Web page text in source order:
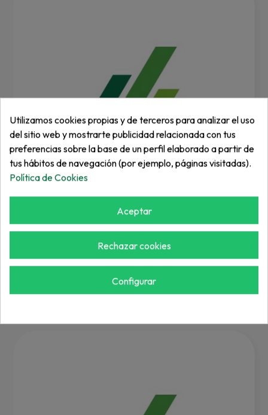
KBV
PINCHO SOLIDO ROSCA14X22X300
Inicia sesión
Utilizamos cookies propias y de terceros para analizar el uso
del sitio web y mostrarte publicidad relacionada con tus
preferencias sobre la base de un perfil elaborado a partir de
tus hábitos de navegación (por ejemplo, páginas visitadas).
Política de Cookies
Aceptar
Rechazar cookies
Configurar